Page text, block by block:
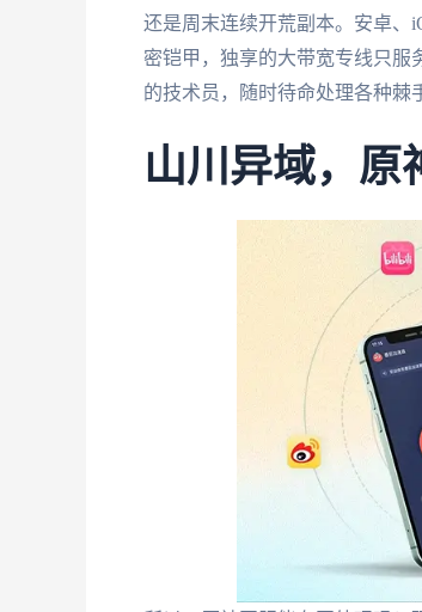
还是周末连续开荒副本。安卓、
密铠甲，独享的大带宽专线只服
的技术员，随时待命处理各种棘
山川异域，原